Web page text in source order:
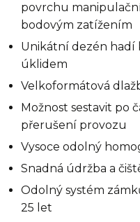
povrchu
bodovým zatížením
Unikátní dezén hadí
úklidem
Velkoformátová
Možnost sestavit po
přerušení provozu
Vysoce odolný
Snadná údržba a
Odolný systém
25 let